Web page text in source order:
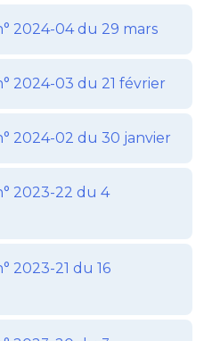
2024-04 du 29 mars
2024-03 du 21 février
2024-02 du 30 janvier
2023-22 du 4
2023-21 du 16